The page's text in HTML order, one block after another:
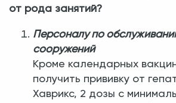
от рода занятий?
Персоналу по
сооружений
Кроме календарных
получить прививку от
Хаврикс, 2 дозы с